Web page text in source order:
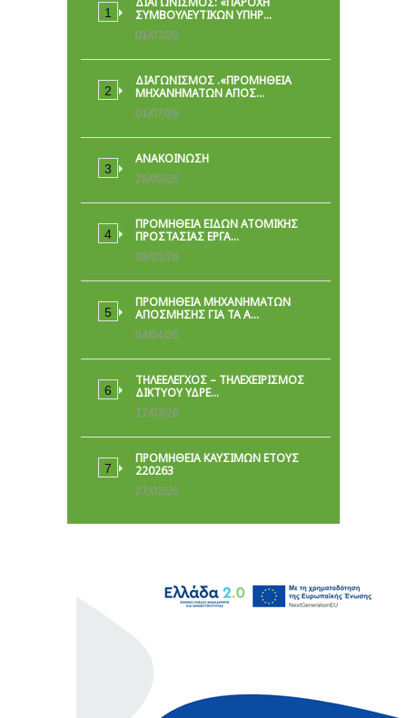
ΣΥΜΒΟΥΛΕΥΤΙΚΏΝ ΥΠΗΡ…
01/07/26
ΔΙΑΓΩΝΙΣΜΟΣ .«ΠΡΟΜΗΘΕΙΑ
ΜΗΧΑΝΗΜΑΤΩΝ ΑΠΟΣ…
01/07/26
ΑΝΑΚΟΙΝΩΣΗ
28/05/26
ΠΡΟΜΉΘΕΙΑ ΕΙΔΏΝ ΑΤΟΜΙΚΉΣ
ΠΡΟΣΤΑΣΊΑΣ ΕΡΓΑ…
08/05/26
ΠΡΟΜΗΘΕΙΑ ΜΗΧΑΝΗΜΑΤΩΝ
ΑΠΟΣΜΗΣΗΣ ΓΙΑ ΤΑ Α…
04/04/26
ΤΗΛΕΕΛΕΓΧΟΣ – ΤΗΛΕΧΕΙΡΙΣΜΟΣ
ΔΙΚΤΥΟΥ ΥΔΡΕ…
17/03/26
ΠΡΟΜΗΘΕΙΑ ΚΑΥΣΙΜΩΝ ΕΤΟΥΣ
220263
27/02/26